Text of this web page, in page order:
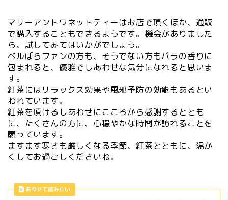
マリーアントワネットティーはお店で頂くほか、通販
で購入することもできるようです。機会がありました
ら、試してみてはいかがでしょう。
ベルばらファンの方も、そうでない方もバラの香りに
包まれると、優雅でしあわせな気分になれると思いま
す。
紅茶にはリラックス効果や風邪予防の効能もあるとい
われています。
紅茶を頂けるしあわせにこころから感謝するととも
に、たくさんの方に、心穏やかな時間が訪れることを
願っています。
ますます寒さも厳しくなる季節、紅茶とともに、温か
くしてお過ごしくださいね。